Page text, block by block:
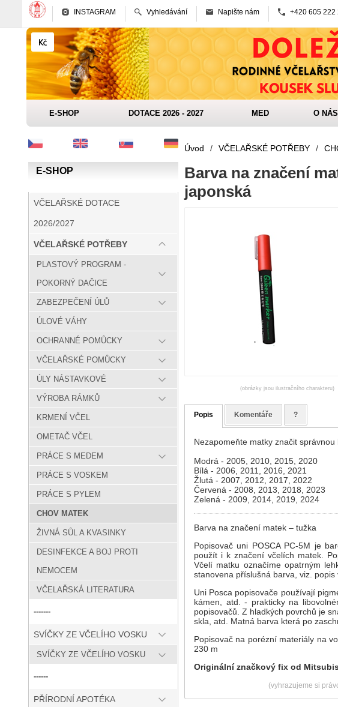
INSTAGRAM Vyhledávání Napište nám +420 605 222
E-SHOP DOTACE 2026 - 2027 MED O NÁS
E-SHOP
VČELAŘSKÉ DOTACE
2026/2027
VČELAŘSKÉ POTŘEBY
PLASTOVÝ PROGRAM -
POKORNÝ DAČICE
ZABEZPEČENÍ ÚLŮ
ÚLOVÉ VÁHY
OCHRANNÉ POMŮCKY
VČELAŘSKÉ POMŮCKY
ÚLY NÁSTAVKOVÉ
VÝROBA RÁMKŮ
KRMENÍ VČEL
OMETAČ VČEL
PRÁCE S MEDEM
PRÁCE S VOSKEM
PRÁCE S PYLEM
CHOV MATEK
ŽIVNÁ SŮL A KVASINKY
DESINFEKCE A BOJ PROTI
NEMOCEM
VČELAŘSKÁ LITERATURA
-------
SVÍČKY ZE VČELÍHO VOSKU
SVÍČKY ZE VČELÍHO VOSKU
------
PŘÍRODNÍ APOTÉKA
Úvod / VČELAŘSKÉ POTŘEBY /
Barva na značení
japonská
(obrázky jsou ilustračního charakteru)
Popis Komentáře ?
Nezapomeňte matky značit
Modrá - 2005, 2010, 2015, 2020
Bílá - 2006, 2011, 2016, 2021
Žlutá - 2007, 2012, 2017, 2022
Červená - 2008, 2013, 2018, 2023
Zelená - 2009, 2014, 2019, 2024
Barva na značení matek – tužka
Popisovač uni POSCA PC-5M je
použít i k značení včelích matek.
Včelí matku označíme opatrným
stanovena příslušná barva, viz. popis
Uni Posca popisovače používají
kámen, atd. - prakticky na
popisovačů. Z hladkých povrchů je
skla, atd. Matná barva která po
Popisovač na porézní materiály na
230 m
Originální značkový fix od
(vyhrazujeme si